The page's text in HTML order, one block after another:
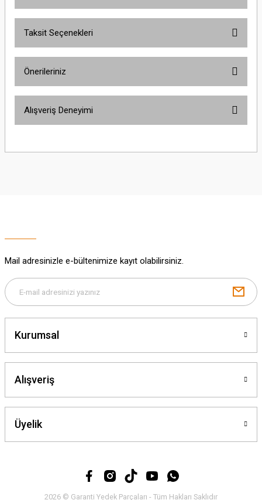
Taksit Seçenekleri
Önerileriniz
yetersiz gördüğünüz noktaları öneri formunu kullanarak tarafımıza
Gönder
Alışveriş Deneyimi
Mail adresinizle e-bültenimize kayıt olabilirsiniz.
Kurumsal
Alışveriş
Üyelik
2026 © Garanti Yedek Parçaları - Tüm Hakları Saklıdır